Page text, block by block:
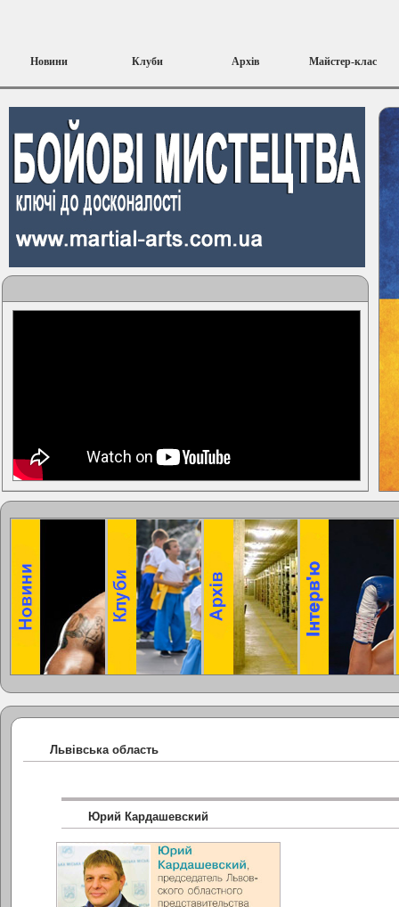
Новини Клуби Архів Майстер-клас
Львівська область
Юрий Кардашевский